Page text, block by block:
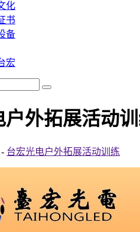
化
书
备
宏
户外拓展活动
- 台宏光电户外拓展活动训练